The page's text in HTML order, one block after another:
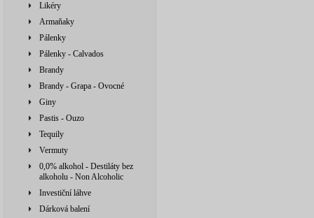
Likéry
Armaňaky
Pálenky
Pálenky - Calvados
Brandy
Brandy - Grapa - Ovocné
Giny
Pastis - Ouzo
Tequily
Vermuty
0,0% alkohol - Destiláty bez
alkoholu - Non Alcoholic
Investiční láhve
Dárková balení